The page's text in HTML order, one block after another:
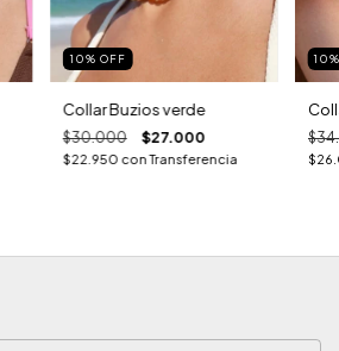
10% OFF
Collar Buzios verde
$30.000 $27.000
$22.950 con Transferencia
10